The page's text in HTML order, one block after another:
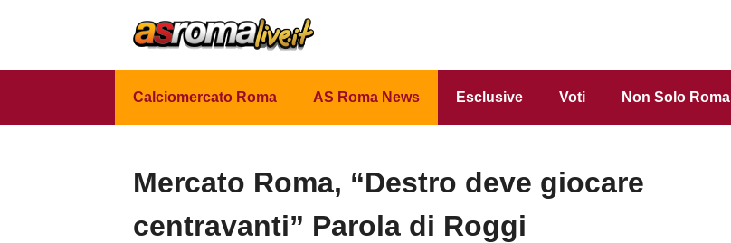
Calciomercato Roma AS Roma News Esclusive Voti Non Solo Roma
Mercato Roma, “Destro deve giocare
centravanti” Parola di Roggi